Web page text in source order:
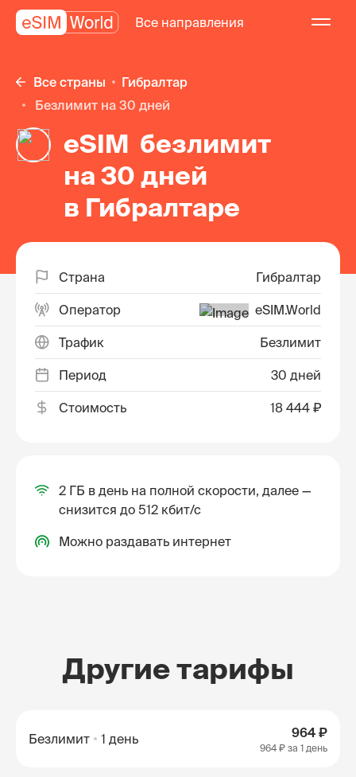
Все направления
Все страны
Гибралтар
безлимит на 30 дней
eSIM безлимит
на 30 дней
в Гибралтаре
Страна Гибралтар
Оператор eSIM.World
Трафик Безлимит
Период 30 дней
Стоимость 18 444 ₽
2 ГБ в день на полной скорости, далее —
снизится до 512 кбит/с
Можно раздавать интернет
Другие тарифы
Безлимит 1 день 964 ₽
964 ₽ за 1 день